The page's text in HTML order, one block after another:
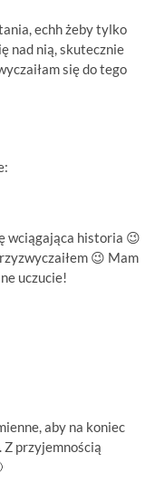
echh żeby tylko
nad nią, skutecznie
się do tego
wciągająca historia 😉
😉 Mam
uczucie!
aby na koniec
Z przyjemnością